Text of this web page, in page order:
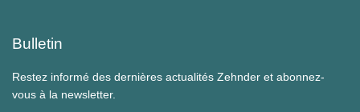
Bulletin
Restez informé des dernières actualités Zehnder et abonnez-
vous à la newsletter.